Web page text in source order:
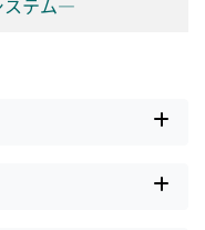
ステム―